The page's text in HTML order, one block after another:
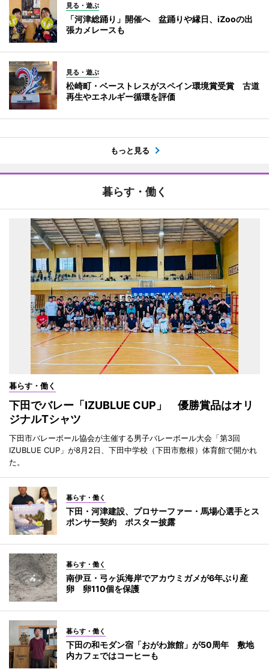
見る・遊ぶ
「河津総踊り」開催へ 盆踊りや縁日、iZooの出
張カメレースも
見る・遊ぶ
松崎町・ベーストレスがスペイン環境賞受賞 古道
再生やエネルギー循環を評価
もっと見る
暮らす・働く
暮らす・働く
下田でバレー「IZUBLUE CUP」 優勝賞品はオリ
ジナルTシャツ
下田市バレーボール協会が主催する男子バレーボール大会「第3回
IZUBLUE CUP」が8月2日、下田中学校（下田市敷根）体育館で開かれ
た。
暮らす・働く
下田・河津建設、プロサーファー・馬場心選手とス
ポンサー契約 ポスター披露
暮らす・働く
南伊豆・弓ヶ浜海岸でアカウミガメが6年ぶり産
卵 卵110個を保護
暮らす・働く
下田の和モダン宿「おがわ旅館」が50周年 敷地
内カフェではコーヒーも